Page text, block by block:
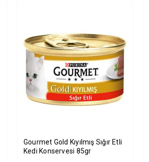
Gourmet Gold Kıyılmış Sığır Etli
Kedi Konservesi 85gr